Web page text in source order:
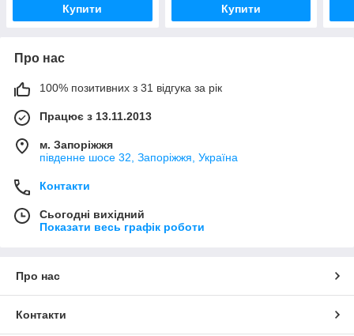
Купити Купити
Про нас
100% позитивних з 31 відгука за рік
Працює з 13.11.2013
м. Запоріжжя
південне шосе 32, Запоріжжя, Україна
Контакти
Сьогодні вихідний
Показати весь графік роботи
Про нас
Контакти